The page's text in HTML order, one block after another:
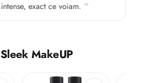
exact ce voiam.
MakeUP